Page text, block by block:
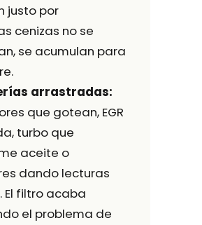
justo por
cenizas no se
se acumulan para
arrastradas:
que gotean, EGR
turbo que
aceite o
dando lecturas
El filtro acaba
el problema de